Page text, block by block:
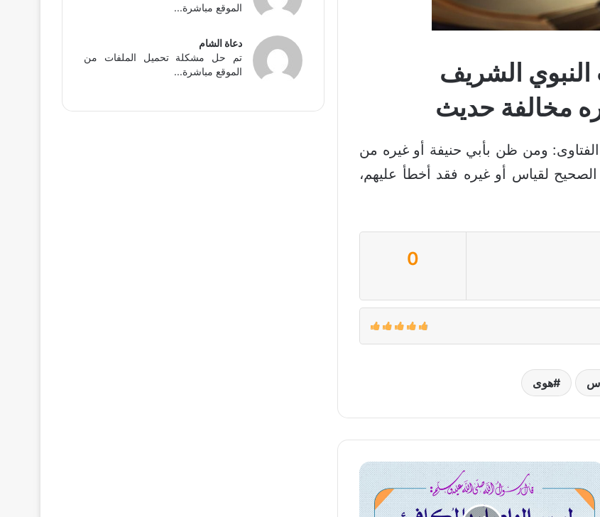
النبوي الشريف
مخالفة حديث
ومن ظن بأبي حنيفة أو غيره من
لقياس أو غيره فقد أخطأ عليهم،
0
هوى
بالمكافئ
الموقع مباشرة...
دعاة الشام
تم حل مشكلة تحميل الملفات من
الموقع مباشرة...